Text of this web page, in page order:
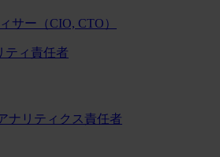
サー（CIO, CTO）
ティ責任者
ナリティクス責任者